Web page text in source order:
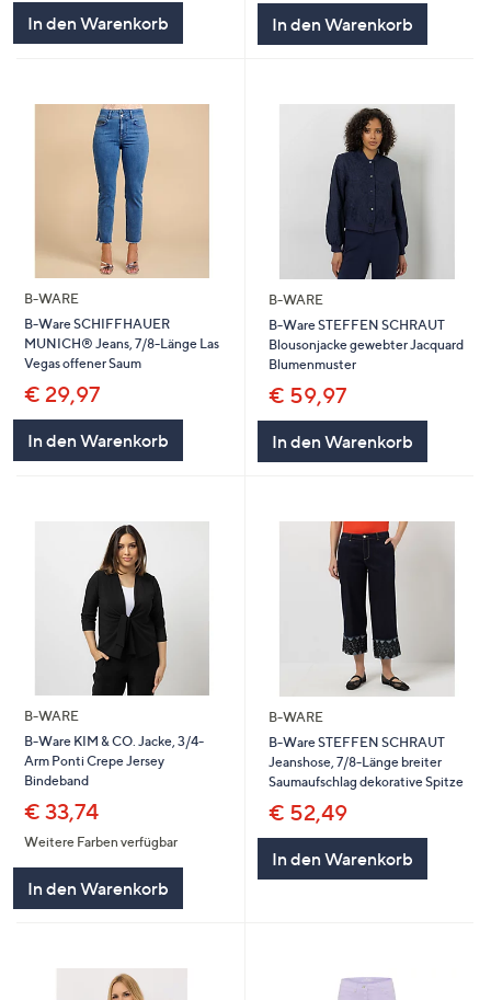
In den Warenkorb In den Warenkorb
B-WARE
B-Ware SCHIFFHAUER
MUNICH® Jeans, 7/8-Länge Las
Vegas offener Saum
€ 29,97
In den Warenkorb
B-WARE
B-Ware STEFFEN SCHRAUT
Blousonjacke gewebter Jacquard
Blumenmuster
€ 59,97
In den Warenkorb
B-WARE
B-Ware KIM & CO. Jacke, 3/4-
Arm Ponti Crepe Jersey
Bindeband
€ 33,74
Weitere Farben verfügbar
In den Warenkorb
B-WARE
B-Ware STEFFEN SCHRAUT
Jeanshose, 7/8-Länge breiter
Saumaufschlag dekorative Spitze
€ 52,49
In den Warenkorb